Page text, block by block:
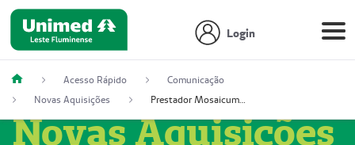
Login
Acesso Rápido
Comunicação
Novas Aquisições
Prestador Mosaicum Espaço Clínico Ltda (51004352-0)
Novas Aquisições